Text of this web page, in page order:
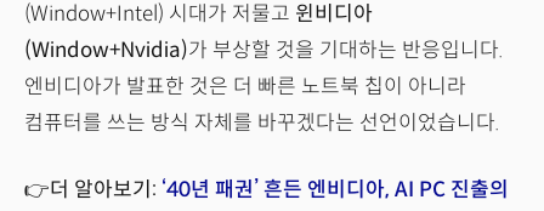
(Window+Intel) 시대가 저물고 윈비디아
(Window+Nvidia)가 부상할 것을 기대하는 반응입니다.
엔비디아가 발표한 것은 더 빠른 노트북 칩이 아니라
컴퓨터를 쓰는 방식 자체를 바꾸겠다는 선언이었습니다.
👉더 알아보기: ‘40년 패권’ 흔든 엔비디아, AI PC 진출의